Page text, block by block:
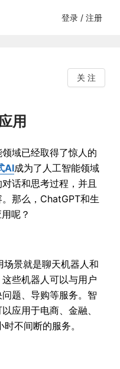
登录 / 注册
关 注
用
域已经取得了惊人的
AI成为了人工智能领域
话和思考过程，并且
那么，ChatGPT和生
呢？
景就是聊天机器人和
些机器人可以与用户
题、导购等服务。智
应用于电商、金融、
不间断的服务。